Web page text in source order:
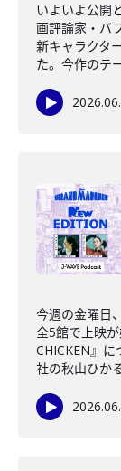
いよいよ公開
画評論家・バ
新キャラクタ
た。今作のテ
今週の金曜日
全5館で上映
CHICKEN』
社の秋山ひか